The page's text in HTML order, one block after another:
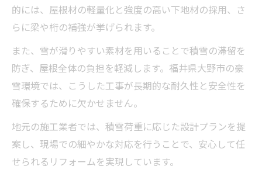
的には、屋根材の軽量化と強度の高い下地材の採用、さ
らに梁や桁の補強が挙げられます。
また、雪が滑りやすい素材を用いることで積雪の滞留を
防ぎ、屋根全体の負担を軽減します。福井県大野市の豪
雪環境では、こうした工事が長期的な耐久性と安全性を
確保するために欠かせません。
地元の施工業者では、積雪荷重に応じた設計プランを提
案し、現場での細やかな対応を行うことで、安心して任
せられるリフォームを実現しています。